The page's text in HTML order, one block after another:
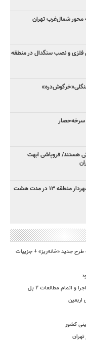
محور شمال‌غرب تهران
و نصب سنگدال در منطقه
هستند/ فروپاشی ابهت
تقدیر معاون شهردار تهران از عملکرد شهردار منطقه ۱۳ در مدت هشت
طرح جدید «خانه‌ریز» + جزییات
کشور
تهران